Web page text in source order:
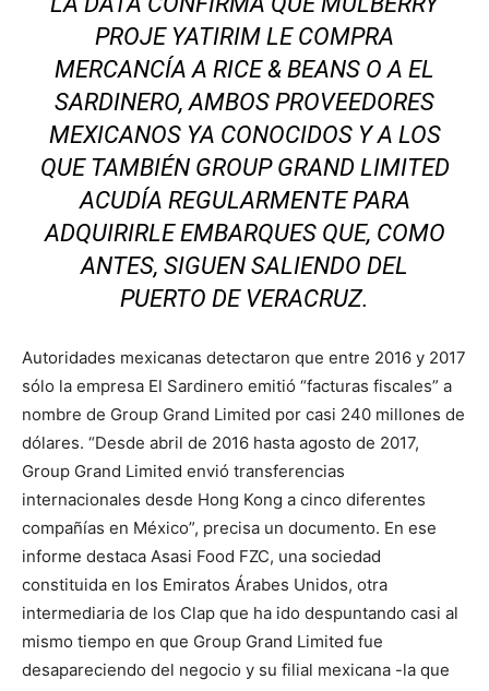
PROJE YATIRIM LE COMPRA
MERCANCÍA A RICE & BEANS O A EL
SARDINERO, AMBOS PROVEEDORES
MEXICANOS YA CONOCIDOS Y A LOS
QUE TAMBIÉN GROUP GRAND LIMITED
ACUDÍA REGULARMENTE PARA
ADQUIRIRLE EMBARQUES QUE, COMO
ANTES, SIGUEN SALIENDO DEL
PUERTO DE VERACRUZ.
Autoridades mexicanas detectaron que entre 2016 y 2017
sólo la empresa El Sardinero emitió “facturas fiscales” a
nombre de Group Grand Limited por casi 240 millones de
dólares. “Desde abril de 2016 hasta agosto de 2017,
Group Grand Limited envió transferencias
internacionales desde Hong Kong a cinco diferentes
compañías en México”, precisa un documento. En ese
informe destaca Asasi Food FZC, una sociedad
constituida en los Emiratos Árabes Unidos, otra
intermediaria de los Clap que ha ido despuntando casi al
mismo tiempo en que Group Grand Limited fue
desapareciendo del negocio y su filial mexicana -la que